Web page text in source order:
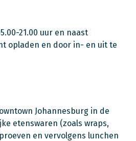
21.00 uur en naast
opladen en door in- en uit te
Johannesburg in de
etenswaren (zoals wraps,
en vervolgens lunchen